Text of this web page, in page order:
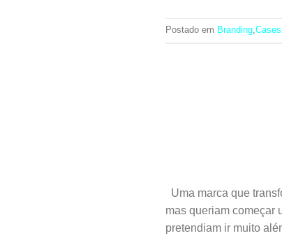
Postado em Branding,Cases
Uma marca que
mas queriam começar
pretendiam ir muito